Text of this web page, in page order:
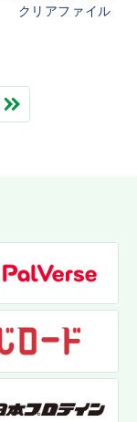
クリアファイル